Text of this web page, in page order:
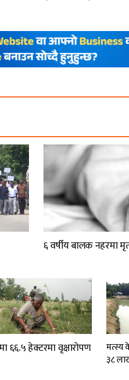
६ वर्षीय बालक नहरमा
६६.५ हेक्टरमा वृक्षारोपण
मत्स्य
३८